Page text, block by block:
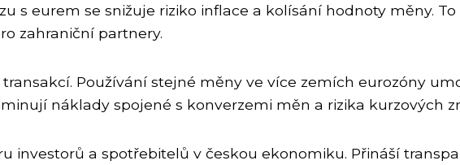
s eurem se snižuje riziko inflace a kolísání hodnoty měny.
zahraniční partnery.
Používání stejné měny ve více zemích eurozóny
náklady spojené s konverzemi měn a rizika kurzových
investorů a spotřebitelů v českou ekonomiku. Přináší